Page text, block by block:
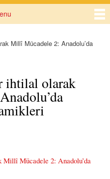
Millî Mücadele 2: Anadolu’da
ihtilal olarak
Mücadele 2: Anadolu’da